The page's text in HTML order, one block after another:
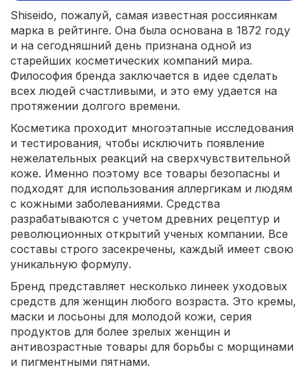
Shiseido, пожалуй, самая известная россиянкам
марка в рейтинге. Она была основана в 1872 году
и на сегодняшний день признана одной из
старейших косметических компаний мира.
Философия бренда заключается в идее сделать
всех людей счастливыми, и это ему удается на
протяжении долгого времени.
Косметика проходит многоэтапные исследования
и тестирования, чтобы исключить появление
нежелательных реакций на сверхчувствительной
коже. Именно поэтому все товары безопасны и
подходят для использования аллергикам и людям
с кожными заболеваниями. Средства
разрабатываются с учетом древних рецептур и
революционных открытий ученых компании. Все
составы строго засекречены, каждый имеет свою
уникальную формулу.
Бренд представляет несколько линеек уходовых
средств для женщин любого возраста. Это кремы,
маски и лосьоны для молодой кожи, серия
продуктов для более зрелых женщин и
антивозрастные товары для борьбы с морщинами
и пигментными пятнами.